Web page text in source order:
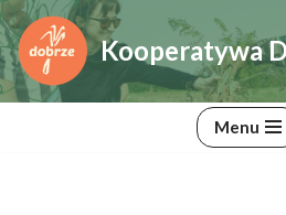
Przejdź
do
Kooperatywa
Menu